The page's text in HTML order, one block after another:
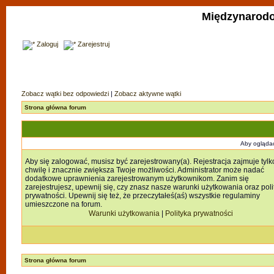
Zaloguj Zarejestruj
Zobacz wątki bez odpowiedzi | Zobacz aktywne wątki
Strona główna forum
Aby
Aby się zalogować, musisz być zarejestrowany(a). Rejestracja zajmuje
chwilę i znacznie zwiększa Twoje możliwości. Administrator może nadać
dodatkowe uprawnienia zarejestrowanym użytkownikom. Zanim się
zarejestrujesz, upewnij się, czy znasz nasze warunki użytkowania oraz
prywatności. Upewnij się też, że przeczytałeś(aś) wszystkie regulaminy
umieszczone na forum.
Warunki użytkowania| Polityka prywatności
Strona główna forum